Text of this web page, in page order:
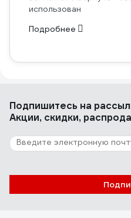
использован
Подробнее
Подпишитесь на
Акции, скидки,